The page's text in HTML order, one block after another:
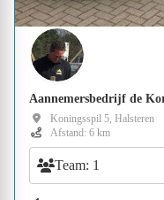
Aannemersbedrijf de
Koningsspil 5, Halsteren
Afstand: 6 km
Team: 1